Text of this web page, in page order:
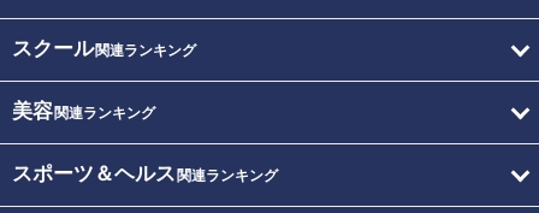
スクール関連ランキング
美容関連ランキング
スポーツ＆ヘルス 関連ランキング